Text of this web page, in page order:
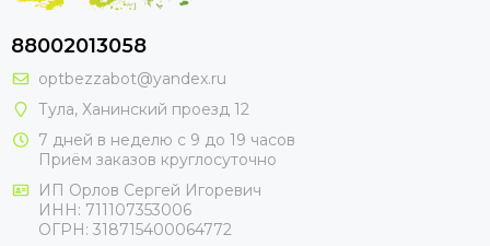
88002013058
optbezzabot@yandex.ru
Тула, Ханинский проезд 12
7 дней в неделю с 9 до 19 часов
Приём заказов круглосуточно
ИП Орлов Сергей Игоревич
ИНН: 711107353006
ОГРН: 318715400064772